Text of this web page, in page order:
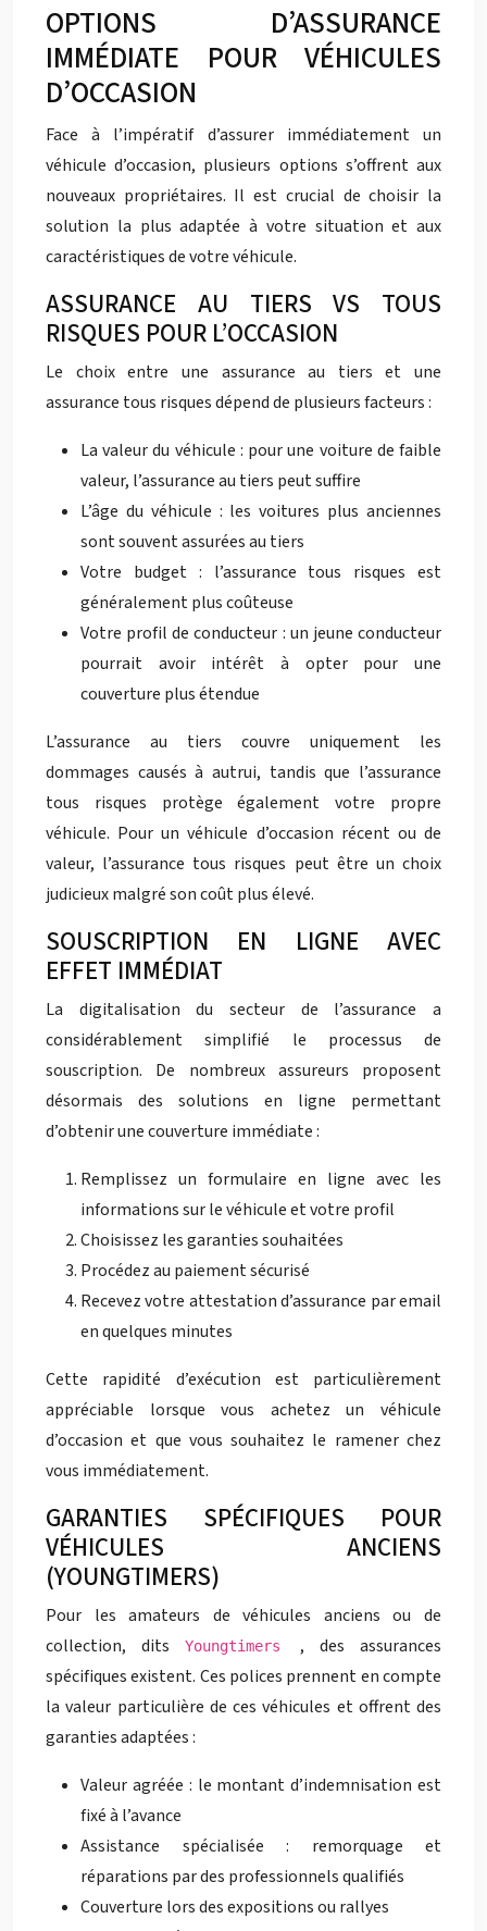
OPTIONS D’ASSURANCE
IMMÉDIATE POUR VÉHICULES
D’OCCASION
Face à l’impératif d’assurer immédiatement un
véhicule d’occasion, plusieurs options s’offrent aux
nouveaux propriétaires. Il est crucial de choisir la
solution la plus adaptée à votre situation et aux
caractéristiques de votre véhicule.
ASSURANCE AU TIERS VS TOUS
RISQUES POUR L’OCCASION
Le choix entre une assurance au tiers et une
assurance tous risques dépend de plusieurs facteurs :
La valeur du véhicule : pour une voiture de faible
valeur, l’assurance au tiers peut suffire
L’âge du véhicule : les voitures plus anciennes
sont souvent assurées au tiers
Votre budget : l’assurance tous risques est
généralement plus coûteuse
Votre profil de conducteur : un jeune conducteur
pourrait avoir intérêt à opter pour une
couverture plus étendue
L’assurance au tiers couvre uniquement les
dommages causés à autrui, tandis que l’assurance
tous risques protège également votre propre
véhicule. Pour un véhicule d’occasion récent ou de
valeur, l’assurance tous risques peut être un choix
judicieux malgré son coût plus élevé.
SOUSCRIPTION EN LIGNE AVEC
EFFET IMMÉDIAT
La digitalisation du secteur de l’assurance a
considérablement simplifié le processus de
souscription. De nombreux assureurs proposent
désormais des solutions en ligne permettant
d’obtenir une couverture immédiate :
Remplissez un formulaire en ligne avec les
informations sur le véhicule et votre profil
Choisissez les garanties souhaitées
Procédez au paiement sécurisé
Recevez votre attestation d’assurance par email
en quelques minutes
Cette rapidité d’exécution est particulièrement
appréciable lorsque vous achetez un véhicule
d’occasion et que vous souhaitez le ramener chez
vous immédiatement.
GARANTIES SPÉCIFIQUES POUR
VÉHICULES ANCIENS
(YOUNGTIMERS)
Pour les amateurs de véhicules anciens ou de
collection, dits
Youngtimers , des assurances
spécifiques existent. Ces polices prennent en compte
la valeur particulière de ces véhicules et offrent des
garanties adaptées :
Valeur agréée : le montant d’indemnisation est
fixé à l’avance
Assistance spécialisée : remorquage et
réparations par des professionnels qualifiés
Couverture lors des expositions ou rallyes